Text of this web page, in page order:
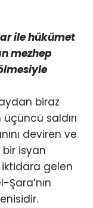
ile hükümet
mezhep
biraz
saldırı
deviren ve
bir isyan
gelen